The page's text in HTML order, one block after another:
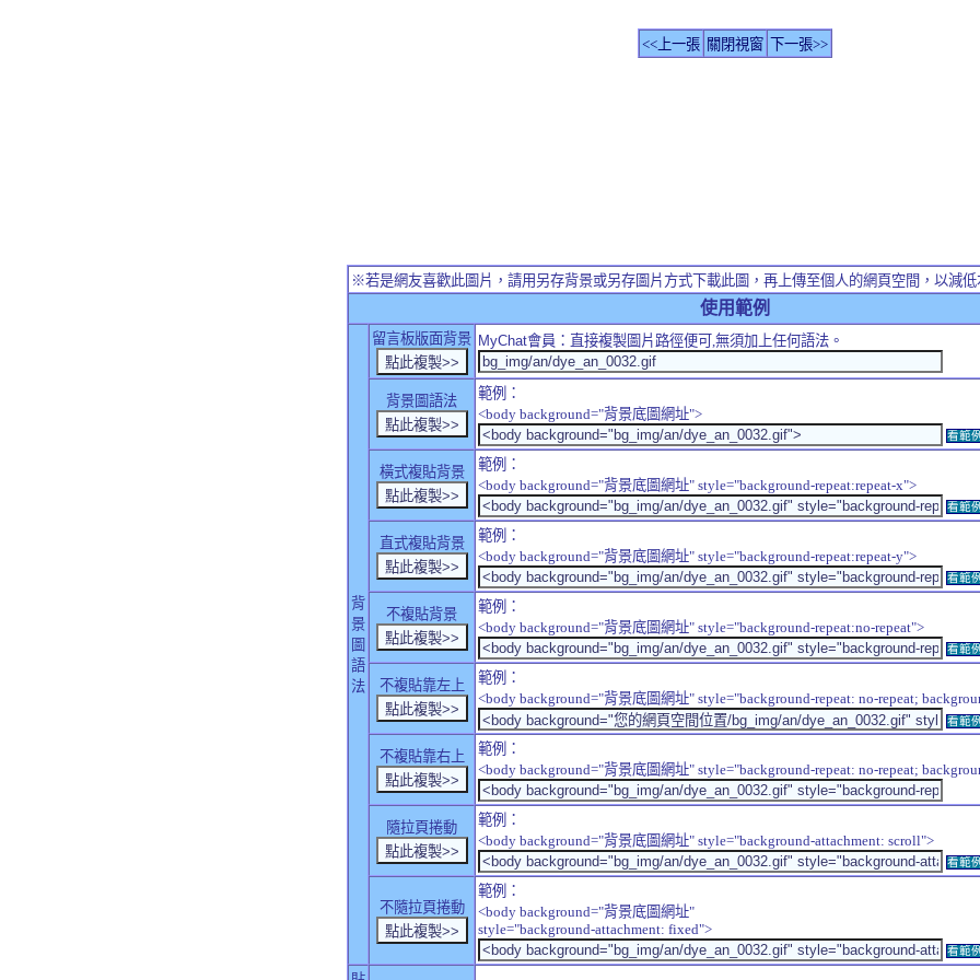
<<上一張 關閉視窗 下一張>>
※若是網友喜歡此圖片，請用另存背景或另存圖片方式下載此圖，再上傳至個人的網頁空間，以減低
使用範例
背
景
圖
語
法
留言板版面背景 MyChat會員：直接複製圖片路徑便可,無須加上任何語法。
背景圖語法
範例：
<body background="背景底圖網址">
看範例
橫式複貼背景
範例：
<body background="背景底圖網址" style="background-repeat:repeat-x">
看範例
直式複貼背景
範例：
<body background="背景底圖網址" style="background-repeat:repeat-y">
看範例
不複貼背景
範例：
<body background="背景底圖網址" style="background-repeat:no-repeat">
看範例
不複貼靠左上
範例：
<body background="背景底圖網址" style="background-repeat: no-repeat;
看範例
不複貼靠右上
範例：
<body background="背景底圖網址" style="background-repeat: no-repeat;
隨拉頁捲動
範例：
<body background="背景底圖網址" style="background-attachment: scroll">
看範例
不隨拉頁捲動
範例：
<body background="背景底圖網址"
style="background-attachment: fixed">
看範例